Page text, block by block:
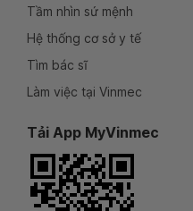
Tầm nhìn sứ mệnh
Hệ thống cơ sở y tế
Tìm bác sĩ
Làm việc tại Vinmec
Tải App MyVinmec